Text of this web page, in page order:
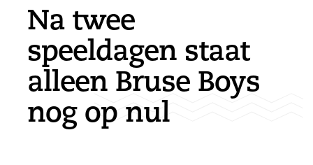
Overnachting
Natuur en water
Sport
Bezienswaardigheden
Historie
Bereikbaarheid
Parkeren
Leefomgeving
Ondernemen
Vacatures
Vacature plaatsen
Bedrijven
Nieuwsoverzicht
Stuur een nieuwsbericht in
Na twee
speeldagen staat
alleen Bruse Boys
nog op nul